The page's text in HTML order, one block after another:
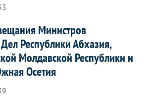
Министров
Республики Абхазия,
Молдавской Республики и
Осетия